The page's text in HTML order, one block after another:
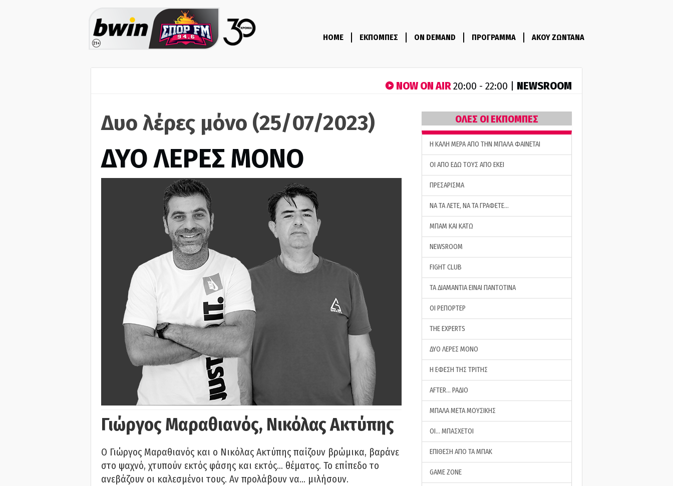
HOME ΕΚΠΟΜΠΕΣ ON DEMAND ΠΡΟΓΡΑΜΜΑ ΑΚΟΥ ΖΩΝΤΑΝΑ
NOW ON AIR20:00 - 22:00 | NEWSROOM
Δυο λέρες μόνο (25/07/2023)
ΔΥΟ ΛΕΡΕΣ ΜΟΝΟ
Γιώργος Μαραθιανός, Νικόλας Ακτύπης
Ο Γιώργος Μαραθιανός και ο Νικόλας Ακτύπης παίζουν βρώμικα, βαράνε
στο ψαχνό, χτυπούν εκτός φάσης και εκτός… θέματος. Το επίπεδο το
ανεβάζουν οι καλεσμένοι τους. Αν προλάβουν να… μιλήσουν.
ΟΛΕΣ ΟΙ ΕΚΠΟΜΠΕΣ
H ΚΑΛΗ ΜΕΡΑ ΑΠΟ ΤΗΝ ΜΠΑΛΑ ΦΑΙΝΕΤΑΙ
ΟΙ ΑΠΟ ΕΔΩ ΤΟΥΣ ΑΠΟ ΕΚΕΙ
ΠΡΕΣΑΡΙΣΜΑ
ΝΑ ΤΑ ΛΕΤΕ, ΝΑ ΤΑ ΓΡΑΦΕΤΕ…
ΜΠΑΜ ΚΑΙ ΚΑΤΩ
NEWSROOM
FIGHT CLUB
ΤΑ ΔΙΑΜΑΝΤΙΑ ΕΙΝΑΙ ΠΑΝΤΟΤΙΝΑ
ΟΙ ΡΕΠΟΡΤΕΡ
THE EXPERTS
ΔΥΟ ΛΕΡΕΣ ΜΟΝΟ
Η ΕΦΕΣΗ ΤΗΣ ΤΡΙΤΗΣ
AFTER… ΡΑΔΙΟ
ΜΠΑΛΑ ΜΕΤΑ ΜΟΥΣΙΚΗΣ
ΟΙ… ΜΠΑΣΧΕΤΟΙ
ΕΠΙΘΕΣΗ ΑΠΟ ΤΑ ΜΠΑΚ
GAME ZONE